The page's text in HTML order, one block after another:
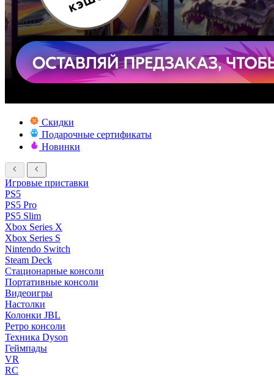
Скидки
Подарочные сертификаты
Новинки
Игровые приставки
PS5
PS5 Pro
PS5 Slim
Xbox Series X
Xbox Series S
Nintendo Switch
Steam Deck
Стационарные консоли
Портативные консоли
Видеоигры
Настолки
Колонки JBL
Ретро консоли
Техника Dyson
Геймпады
VR
RC